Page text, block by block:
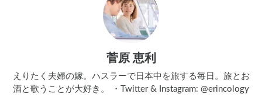
菅原 恵利
えりたく夫婦の嫁。ハスラーで日本中を旅する毎日。旅とお
酒と歌うことが大好き。 ・Twitter & Instagram: @erincology